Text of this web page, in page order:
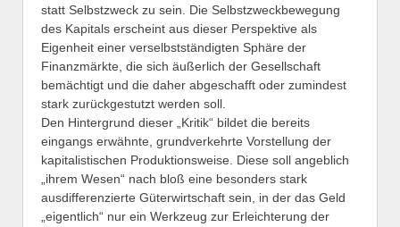
statt Selbstzweck zu sein. Die Selbstzweckbewegung
des Kapitals erscheint aus dieser Perspektive als
Eigenheit einer verselbstständigten Sphäre der
Finanzmärkte, die sich äußerlich der Gesellschaft
bemächtigt und die daher abgeschafft oder zumindest
stark zurückgestutzt werden soll.
Den Hintergrund dieser „Kritik“ bildet die bereits
eingangs erwähnte, grundverkehrte Vorstellung der
kapitalistischen Produktionsweise. Diese soll angeblich
„ihrem Wesen“ nach bloß eine besonders stark
ausdifferenzierte Güterwirtschaft sein, in der das Geld
„eigentlich“ nur ein Werkzeug zur Erleichterung der